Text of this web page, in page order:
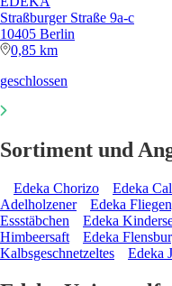
Straßburger Straße 9a-c
10405 Berlin
0,85 km
geschlossen
Sortiment und
Edeka Chorizo Edeka
Adelholzener
Edeka
Essstäbchen
Edeka
Himbeersaft
Edeka
Kalbsgeschnetzeltes
Edeka